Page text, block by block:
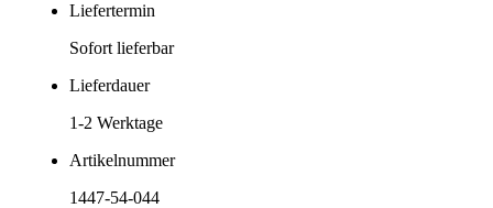
Liefertermin
Sofort lieferbar
Lieferdauer
1-2 Werktage
Artikelnummer
1447-54-044